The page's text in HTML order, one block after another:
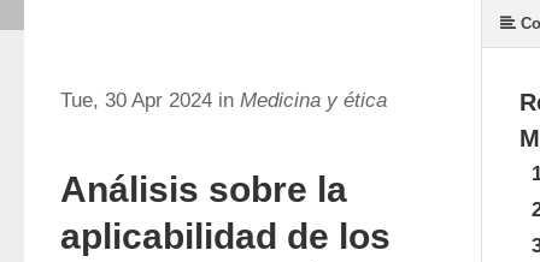
Tue, 30 Apr 2024 in Medicina y ética
Análisis sobre la
aplicabilidad de los